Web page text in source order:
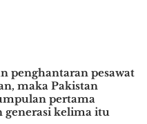
penghantaran pesawat
maka Pakistan
pertama
generasi kelima itu